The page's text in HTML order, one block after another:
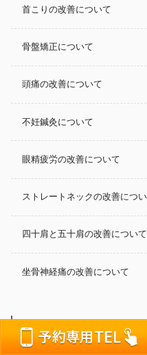
首こりの改善について
骨盤矯正について
頭痛の改善について
不妊鍼灸について
眼精疲労の改善について
ストレートネックの改善につ
四十肩と五十肩の改善について
坐骨神経痛の改善について
自律神経に深く関わる”副